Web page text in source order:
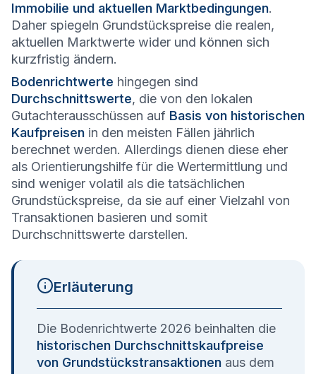
Immobilie und aktuellen Marktbedingungen.
Daher spiegeln Grundstückspreise die realen,
aktuellen Marktwerte wider und können sich
kurzfristig ändern.
Bodenrichtwerte hingegen sind
Durchschnittswerte, die von den lokalen
Gutachterausschüssen auf Basis von historischen
Kaufpreisen in den meisten Fällen jährlich
berechnet werden. Allerdings dienen diese eher
als Orientierungshilfe für die Wertermittlung und
sind weniger volatil als die tatsächlichen
Grundstückspreise, da sie auf einer Vielzahl von
Transaktionen basieren und somit
Durchschnittswerte darstellen.
Erläuterung
Die Bodenrichtwerte 2026 beinhalten die
historischen Durchschnittskaufpreise
von Grundstückstransaktionen aus dem